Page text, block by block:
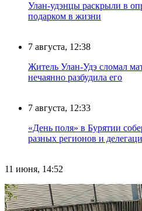
Улан-удэнцы раскрыли в
подарком в жизни
7 августа, 12:38
Житель Улан-Удэ сломал
нечаянно разбудила его
7 августа, 12:33
«День поля» в Бурятии
разных регионов и
11 июня, 14:52